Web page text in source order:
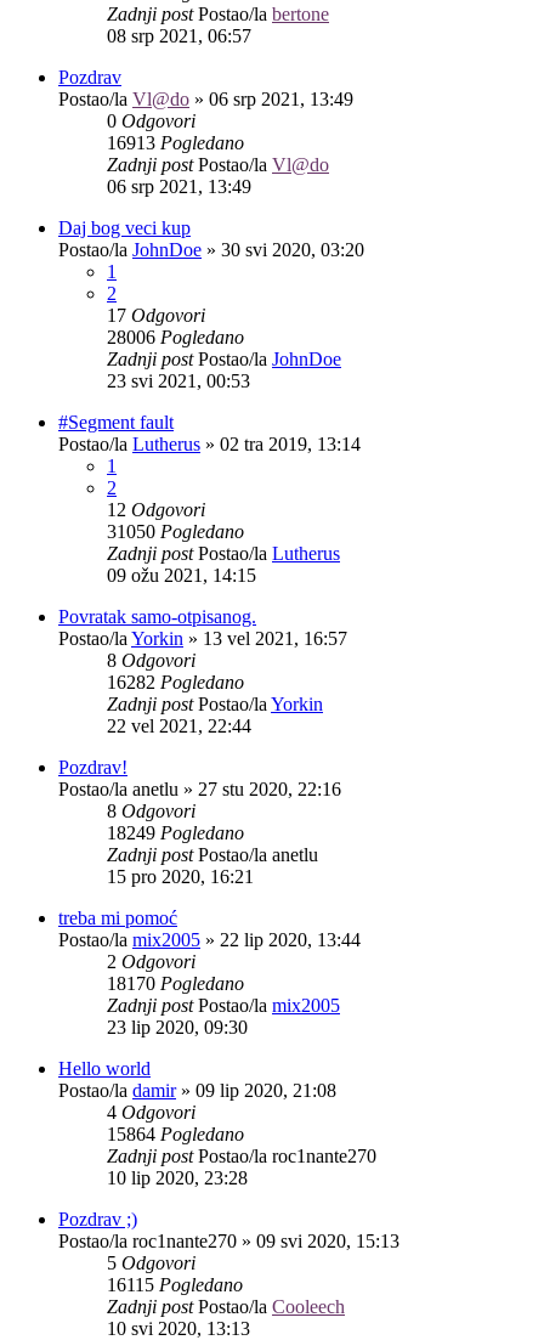
Zadnji postPostao/la bertone
08 srp 2021, 06:57
Pozdrav
Postao/la Vl@do » 06 srp 2021, 13:49
0 Odgovori
16913 Pogledano
Zadnji postPostao/la Vl@do
06 srp 2021, 13:49
Daj bog veci kup
Postao/la JohnDoe » 30 svi 2020, 03:20
1
2
17 Odgovori
28006 Pogledano
Zadnji postPostao/la JohnDoe
23 svi 2021, 00:53
#Segment fault
Postao/la Lutherus » 02 tra 2019, 13:14
1
2
12 Odgovori
31050 Pogledano
Zadnji postPostao/la Lutherus
09 ožu 2021, 14:15
Povratak samo-otpisanog.
Postao/la Yorkin » 13 vel 2021, 16:57
8 Odgovori
16282 Pogledano
Zadnji postPostao/la Yorkin
22 vel 2021, 22:44
Pozdrav!
Postao/la anetlu » 27 stu 2020, 22:16
8 Odgovori
18249 Pogledano
Zadnji postPostao/la anetlu
15 pro 2020, 16:21
treba mi pomoć
Postao/la mix2005 » 22 lip 2020, 13:44
2 Odgovori
18170 Pogledano
Zadnji postPostao/la mix2005
23 lip 2020, 09:30
Hello world
Postao/la damir» 09 lip 2020, 21:08
4 Odgovori
15864 Pogledano
Zadnji postPostao/la roc1nante270
10 lip 2020, 23:28
Pozdrav ;)
Postao/la roc1nante270 » 09 svi 2020, 15:13
5 Odgovori
16115 Pogledano
Zadnji postPostao/la Cooleech
10 svi 2020, 13:13